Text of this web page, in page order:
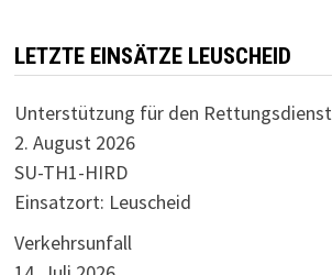
LETZTE EINSÄTZE LEUSCHEID
Unterstützung für den Rettungsdienst
2. August 2026
SU-TH1-HIRD
Einsatzort: Leuscheid
Verkehrsunfall